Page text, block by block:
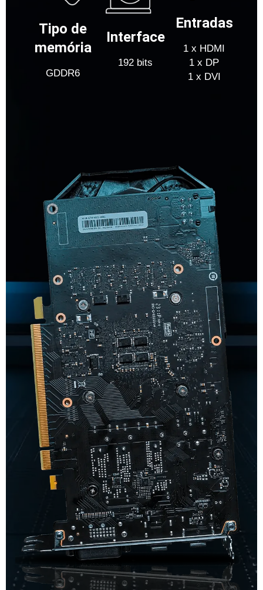
Tipo de
memória
GDDR6
Interface
192 bits
Entradas
1 x HDMI
1 x DP
1 x DVI